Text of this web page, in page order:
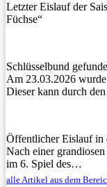
Letzter Eislauf der
Füchse“
Schlüsselbund
Am 23.03.2026 wurde
Dieser kann durch
Öffentlicher Eislauf in
Nach einer
im 6. Spiel des…
alle Artikel aus dem